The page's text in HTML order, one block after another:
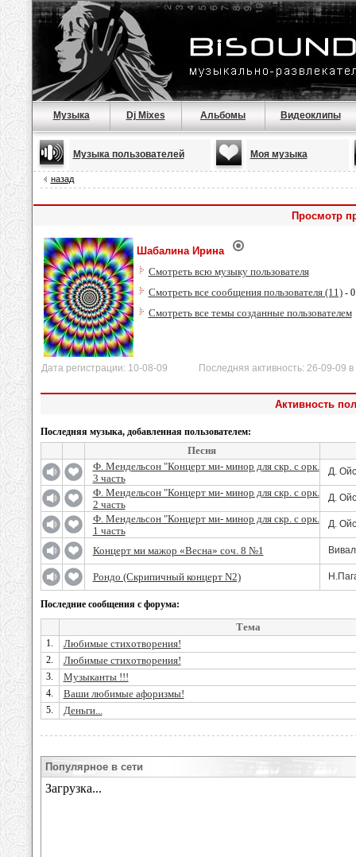
Музыка Dj Mixes Альбомы Видеоклипы
Музыка пользователей Моя музыка
назад
Просмотр
Шабалина Ирина
Смотреть всю музыку пользователя
Смотреть все сообщения пользователя (11)- 0
Смотреть все темы созданные пользователем
Дата регистрации: 10-08-09 Последняя активность: 26-09-09 в
Активность
Последняя музыка, добавленная пользователем:
Песня
Ф. Мендельсон "Концерт ми- минор для скр. с орк.
3 чаcть
Д.
Ф. Мендельсон "Концерт ми- минор для скр. с орк.
2 чаcть
Д.
Ф. Мендельсон "Концерт ми- минор для скр. с орк.
1 чаcть
Д.
Концерт ми мажор «Весна» соч. 8 №1
Рондо (Скрипичный концерт N2)
Последние сообщения с форума:
Тема
1. Любимые стихотворения!
2. Любимые стихотворения!
3. Музыканты !!!
4. Ваши любимые афоризмы!
5. Деньги...
Популярное в сети